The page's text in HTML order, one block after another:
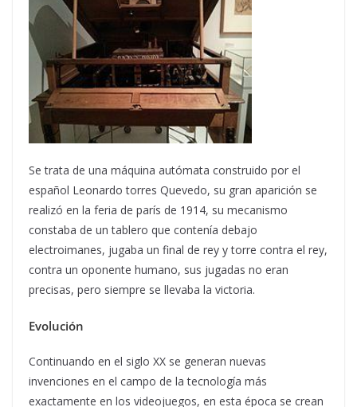
Se trata de una máquina autómata construido por el
español Leonardo torres Quevedo, su gran aparición se
realizó en la feria de parís de 1914, su mecanismo
constaba de un tablero que contenía debajo
electroimanes, jugaba un final de rey y torre contra el rey,
contra un oponente humano, sus jugadas no eran
precisas, pero siempre se llevaba la victoria.
Evolución
Continuando en el siglo XX se generan nuevas
invenciones en el campo de la tecnología más
exactamente en los videojuegos, en esta época se crean